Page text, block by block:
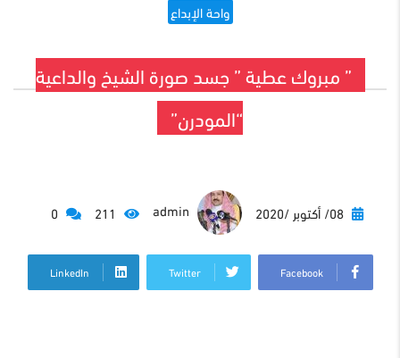
واحة الإبداع
” مبروك عطية ” جسد صورة الشيخ والداعية
“المودرن”
08/ أكتوبر /2020
Facebook
Twitter
LinkedIn